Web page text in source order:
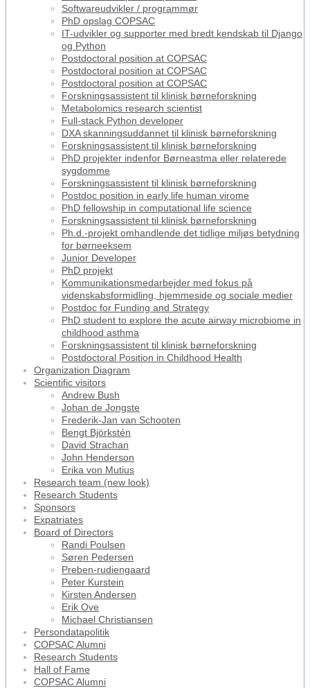
Softwareudvikler / programmør
PhD opslag COPSAC
IT-udvikler og supporter med bredt kendskab til Django
og Python
Postdoctoral position at COPSAC
Postdoctoral position at COPSAC
Postdoctoral position at COPSAC
Forskningsassistent til klinisk børneforskning
Metabolomics research scientist
Full-stack Python developer
DXA skanningsuddannet til klinisk børneforskning
Forskningsassistent til klinisk børneforskning
PhD projekter indenfor Børneastma eller relaterede
sygdomme
Forskningsassistent til klinisk børneforskning
Postdoc position in early life human virome
PhD fellowship in computational life science
Forskningsassistent til klinisk børneforskning
Ph.d.-projekt omhandlende det tidlige miljøs betydning
for børneeksem
Junior Developer
PhD projekt
Kommunikationsmedarbejder med fokus på
videnskabsformidling, hjemmeside og sociale medier
Postdoc for Funding and Strategy
PhD student to explore the acute airway microbiome in
childhood asthma
Forskningsassistent til klinisk børneforskning
Postdoctoral Position in Childhood Health
Organization Diagram
Scientific visitors
Andrew Bush
Johan de Jongste
Frederik-Jan van Schooten
Bengt Björkstén
David Strachan
John Henderson
Erika von Mutius
Research team (new look)
Research Students
Sponsors
Expatriates
Board of Directors
Randi Poulsen
Søren Pedersen
Preben-rudiengaard
Peter Kurstein
Kirsten Andersen
Erik Ove
Michael Christiansen
Persondatapolitik
COPSAC Alumni
Research Students
Hall of Fame
COPSAC Alumni